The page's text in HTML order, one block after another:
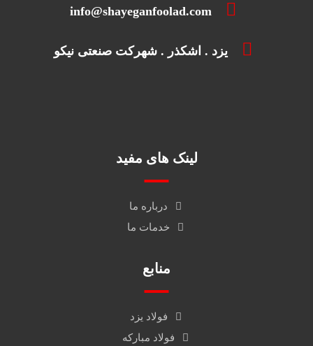
info@shayeganfoolad.com
یزد . اشکذر . شهرکت صنعتی نیکو
لینک های مفید
درباره ما
خدمات ما
منابع
فولاد یزد
فولاد مبارکه